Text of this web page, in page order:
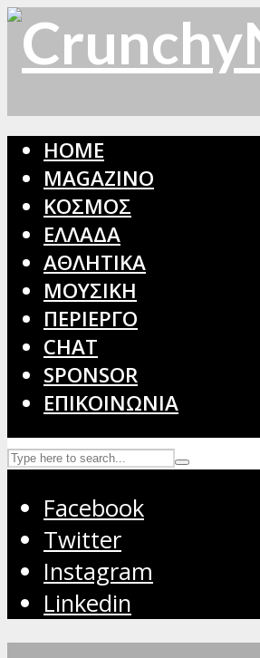
HOME
MAGAZINO
ΚΟΣΜΟΣ
ΕΛΛΑΔΑ
ΑΘΛΗΤΙΚΑ
ΜΟΥΣΙΚΗ
ΠΕΡΙΕΡΓΟ
CHAT
SPONSOR
ΕΠΙΚΟΙΝΩΝΙΑ
Facebook
Twitter
Instagram
Linkedin